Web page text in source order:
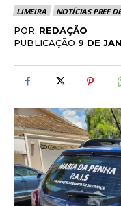
LIMEIRA NOTÍCIAS PREF
POR: REDAÇÃO
PUBLICAÇÃO 9 DE